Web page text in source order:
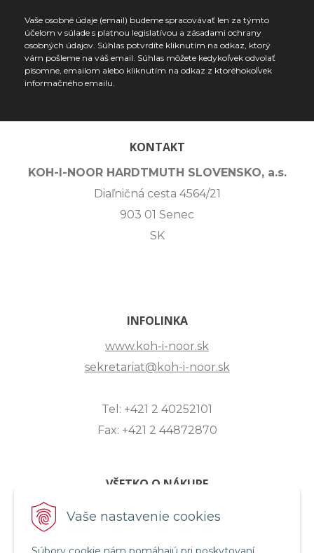
Vaše nastavenie cookies
Vaše osobné údaje (email) budeme spracovávať len za týmto
účelom v súlade s platnou legislatívou a zásadami ochrany
osobných údajov. Súhlas potvrdíte kliknutím na odkaz, ktorý
vám pošleme na váš email. Súhlas môžete kedykoľvek odvolať
písomne, emailom alebo kliknutím na odkaz z ktoréhokoľvek
informačného emailu.
KONTAKT
KOH-I-NOOR HARDTMUTH SLOVENSKO, a.s.
Diaľničná cesta 4564/21
903 01 Senec
SK
INFOLINKA
www.koh-i-noor.sk
sekretariat@koh-i-noor.sk
Tel: +421 2 40252101
Fax: +421 2 44872870
VŠETKO O NÁKUPE
ZASLANIE OTÁZKY